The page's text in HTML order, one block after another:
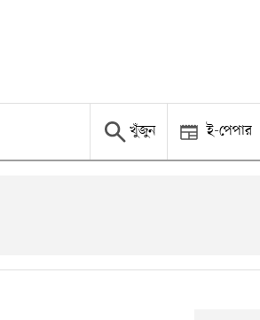
খুঁজুন ই-পেপার